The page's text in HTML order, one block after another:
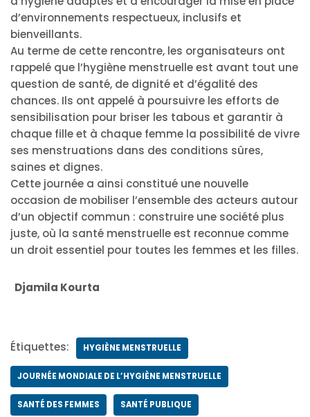
d’environnements respectueux, inclusifs et
bienveillants.
Au terme de cette rencontre, les organisateurs ont
rappelé que l’hygiène menstruelle est avant tout une
question de santé, de dignité et d’égalité des
chances. Ils ont appelé à poursuivre les efforts de
sensibilisation pour briser les tabous et garantir à
chaque fille et à chaque femme la possibilité de vivre
ses menstruations dans des conditions sûres,
saines et dignes.
Cette journée a ainsi constitué une nouvelle
occasion de mobiliser l’ensemble des acteurs autour
d’un objectif commun : construire une société plus
juste, où la santé menstruelle est reconnue comme
un droit essentiel pour toutes les femmes et les filles.
Djamila Kourta
Étiquettes: HYGIÈNE MENSTRUELLE
JOURNÉE MONDIALE DE L’HYGIÈNE MENSTRUELLE
SANTÉ DES FEMMES SANTÉ PUBLIQUE